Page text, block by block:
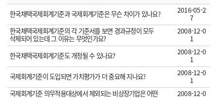
한국채택국제회계기준과 국제회계기준은 무슨 차이가 있나요?
2016-05-2
7
한국채택국제회계기준의 각 기준서를 보면 경과규정이 모두
삭제되어 있는데 그 이유는 무엇인가요?
2008-12-0
1
한국채택국제회계기준도 개정될 수 있나요?
2008-12-0
1
국제회계기준이 도입되면 가치평가가 더 중요해 지나요?
2008-12-0
1
국제회계기준 의무적용대상에서 제외되는 비상장기업은 어떤
2008-12-0